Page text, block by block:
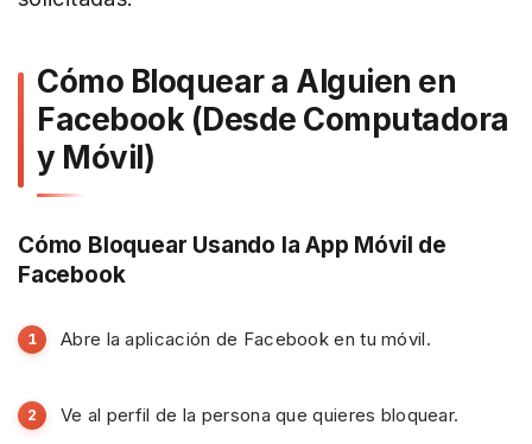
Cómo Bloquear a Alguien en
Facebook (Desde Computadora
y Móvil)
Cómo Bloquear Usando la App Móvil de
Facebook
Abre la aplicación de Facebook en tu móvil.
Ve al perfil de la persona que quieres bloquear.